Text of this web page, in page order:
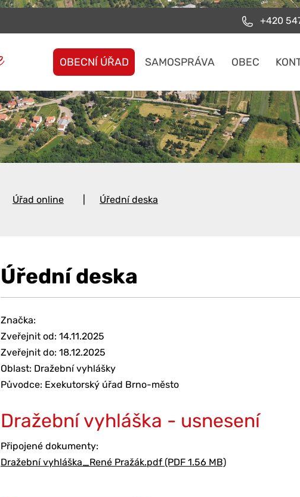
+420
OBECNÍ ÚŘAD SAMOSPRÁVA OBEC
Úřad online Úřední deska
Úřední deska
Značka:
Zveřejnit od: 14.11.2025
Zveřejnit do: 18.12.2025
Oblast: Dražební vyhlášky
Původce: Exekutorský úřad Brno-město
Dražební vyhláška - usnesení
Připojené dokumenty:
Dražební vyhláška_René Pražák.pdf (PDF 1.56 MB)